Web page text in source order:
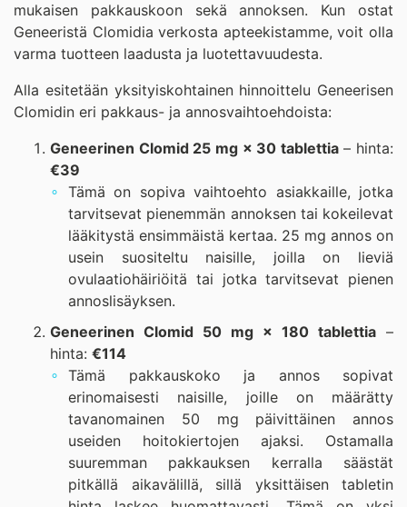
mukaisen pakkauskoon sekä annoksen. Kun ostat
Geneeristä Clomidia verkosta apteekistamme, voit olla
varma tuotteen laadusta ja luotettavuudesta.
Alla esitetään yksityiskohtainen hinnoittelu Geneerisen
Clomidin eri pakkaus- ja annosvaihtoehdoista:
Geneerinen Clomid 25 mg × 30 tablettia– hinta:
€39
Tämä on sopiva vaihtoehto asiakkaille, jotka
tarvitsevat pienemmän annoksen tai kokeilevat
lääkitystä ensimmäistä kertaa. 25 mg annos on
usein suositeltu naisille, joilla on lieviä
ovulaatiohäiriöitä tai jotka tarvitsevat pienen
annoslisäyksen.
Geneerinen Clomid 50 mg × 180 tablettia –
hinta: €114
Tämä pakkauskoko ja annos sopivat
erinomaisesti naisille, joille on määrätty
tavanomainen 50 mg päivittäinen annos
useiden hoitokiertojen ajaksi. Ostamalla
suuremman pakkauksen kerralla säästät
pitkällä aikavälillä, sillä yksittäisen tabletin